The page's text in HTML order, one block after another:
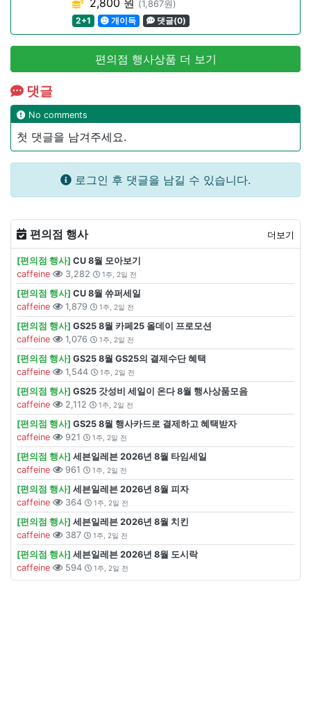
2,800 원 (1,867원)
2+1
개이득 댓글(0)
편의점 행사상품 더 보기
댓글
No comments
첫 댓글을 남겨주세요.
로그인 후 댓글을 남길 수 있습니다.
편의점 행사 더보기
[편의점 행사] CU 8월 모아보기
caffeine
3,282 1주, 2일 전
[편의점 행사] CU 8월 쓔퍼세일
caffeine
1,879 1주, 2일 전
[편의점 행사] GS25 8월 카페25 올데이 프로모션
caffeine
1,076 1주, 2일 전
[편의점 행사] GS25 8월 GS25의 결제수단 혜택
caffeine
1,544 1주, 2일 전
[편의점 행사] GS25 갓성비 세일이 온다 8월 행사상품모음
caffeine
2,112 1주, 2일 전
[편의점 행사] GS25 8월 행사카드로 결제하고 혜택받자
caffeine
921 1주, 2일 전
[편의점 행사] 세븐일레븐 2026년 8월 타임세일
caffeine
961 1주, 2일 전
[편의점 행사] 세븐일레븐 2026년 8월 피자
caffeine
364 1주, 2일 전
[편의점 행사] 세븐일레븐 2026년 8월 치킨
caffeine
387 1주, 2일 전
[편의점 행사] 세븐일레븐 2026년 8월 도시락
caffeine
594 1주, 2일 전